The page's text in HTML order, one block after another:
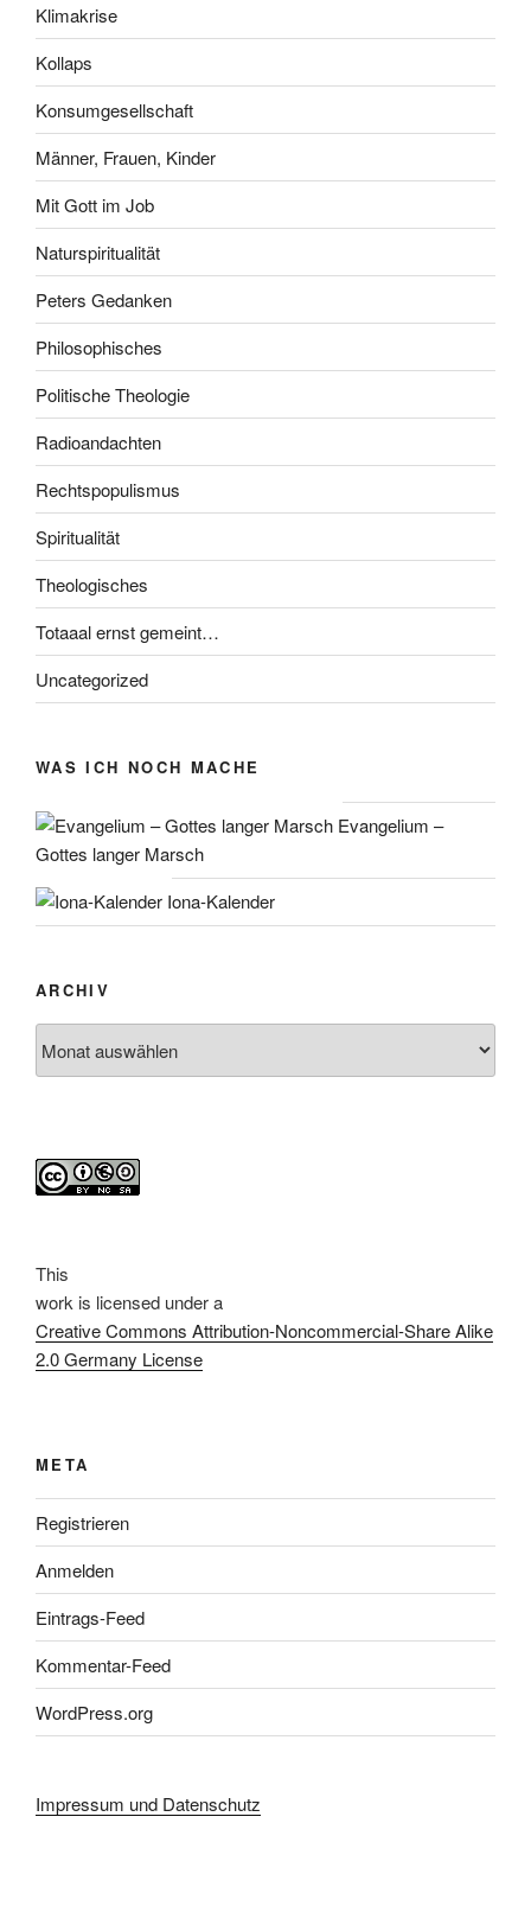
Klimakrise
Kollaps
Konsumgesellschaft
Männer, Frauen, Kinder
Mit Gott im Job
Naturspiritualität
Peters Gedanken
Philosophisches
Politische Theologie
Radioandachten
Rechtspopulismus
Spiritualität
Theologisches
Totaaal ernst gemeint…
Uncategorized
WAS ICH NOCH MACHE
Evangelium –
Gottes langer Marsch
Iona-Kalender
ARCHIV
This
work is licensed under a
Creative Commons Attribution-Noncommercial-Share Alike
2.0 Germany License
META
Registrieren
Anmelden
Eintrags-Feed
Kommentar-Feed
WordPress.org
Impressum und Datenschutz